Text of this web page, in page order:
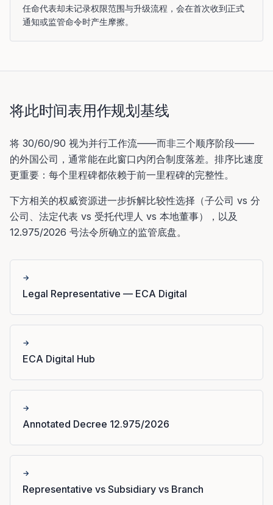
任命代表却未记录权限范围与升级流程，会在首次收到正式
通知或监管命令时产生摩擦。
将此时间表用作规划基线
将 30/60/90 视为并行工作流——而非三个顺序阶段——
的外国公司，通常能在此窗口内闭合制度落差。排序比速度
更重要：每个里程碑都依赖于前一里程碑的完整性。
下方相关的权威资源进一步拆解比较性选择（子公司 vs 分
公司、法定代表 vs 受托代理人 vs 本地董事），以及
12.975/2026 号法令所确立的监管底盘。
→
Legal Representative — ECA Digital
→
ECA Digital Hub
→
Annotated Decree 12.975/2026
→
Representative vs Subsidiary vs Branch